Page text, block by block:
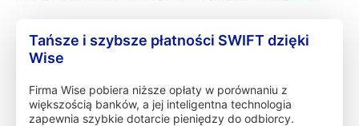
Tańsze i szybsze płatności SWIFT dzięki
Wise
Firma Wise pobiera niższe opłaty w porównaniu z
większością banków, a jej inteligentna technologia
zapewnia szybkie dotarcie pieniędzy do odbiorcy.